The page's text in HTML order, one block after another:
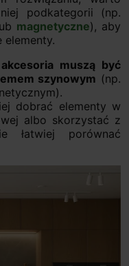
podkategorii (np.
magnetyczne), aby
muszą być
szynowym (np.
dobrać elementy w
albo skorzystać z
łatwiej porównać